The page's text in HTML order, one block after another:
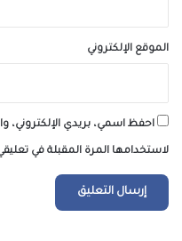
الموقع الإلكتروني
احفظ اسمي، بريدي الإلكتروني،
لاستخدامها المرة المقبلة في